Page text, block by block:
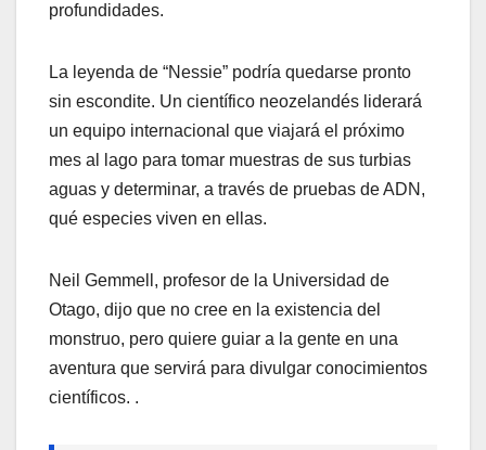
profundidades.
La leyenda de “Nessie” podría quedarse pronto
sin escondite. Un científico neozelandés liderará
un equipo internacional que viajará el próximo
mes al lago para tomar muestras de sus turbias
aguas y determinar, a través de pruebas de ADN,
qué especies viven en ellas.
Neil Gemmell, profesor de la Universidad de
Otago, dijo que no cree en la existencia del
monstruo, pero quiere guiar a la gente en una
aventura que servirá para divulgar conocimientos
científicos. .